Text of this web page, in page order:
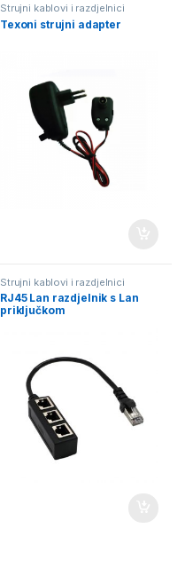
Strujni kablovi i razdjelnici
Texoni strujni adapter
Strujni kablovi i razdjelnici
RJ45 Lan razdjelnik s Lan
priključkom